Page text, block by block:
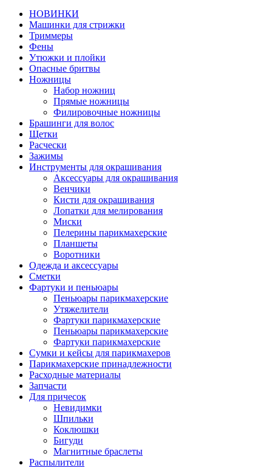
НОВИНКИ
Машинки для стрижки
Триммеры
Фены
Утюжки и плойки
Опасные бритвы
Ножницы
Набор ножниц
Прямые ножницы
Филировочные ножницы
Брашинги для волос
Щетки
Расчески
Зажимы
Инструменты для окрашивания
Аксессуары для окрашивания
Венчики
Кисти для окрашивания
Лопатки для мелирования
Миски
Пелерины парикмахерские
Планшеты
Воротники
Одежда и аксессуары
Сметки
Фартуки и пеньюары
Пеньюары парикмахерские
Утяжелители
Фартуки парикмахерские
Пеньюары парикмахерские
Фартуки парикмахерские
Сумки и кейсы для парикмахеров
Парикмахерские принадлежности
Расходные материалы
Запчасти
Для причесок
Невидимки
Шпильки
Коклюшки
Бигуди
Магнитные браслеты
Распылители